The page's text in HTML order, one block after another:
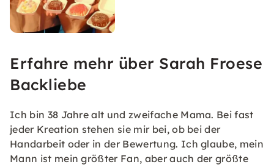
Erfahre mehr über Sarah Froese
Backliebe
Ich bin 38 Jahre alt und zweifache Mama. Bei fast
jeder Kreation stehen sie mir bei, ob bei der
Handarbeit oder in der Bewertung. Ich glaube, mein
Mann ist mein größter Fan, aber auch der größte